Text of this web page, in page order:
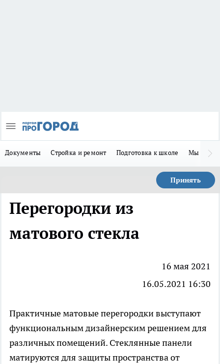
Документы Стройка и ремонт Подготовка к школе Мы в MAX
Принять
Перегородки из
матового стекла
16 мая 2021
16.05.2021 16:30
Практичные матовые перегородки выступают
функциональным дизайнерским решением для
различных помещений. Стеклянные панели
матируются для защиты пространства от